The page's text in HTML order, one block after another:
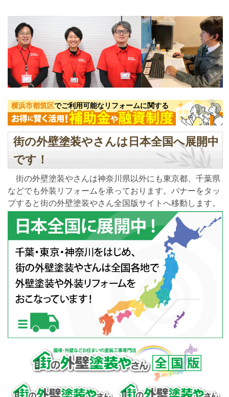
横浜市都筑区でご利用可能なリフォームに関する
街の外壁塗装やさんは日本全国へ展開中
です！
街の外壁塗装やさんは神奈川県以外にも東京都、千葉県
などでも外装リフォームを承っております。バナーをタッ
プすると街の外壁塗装やさん全国版サイトへ移動します。